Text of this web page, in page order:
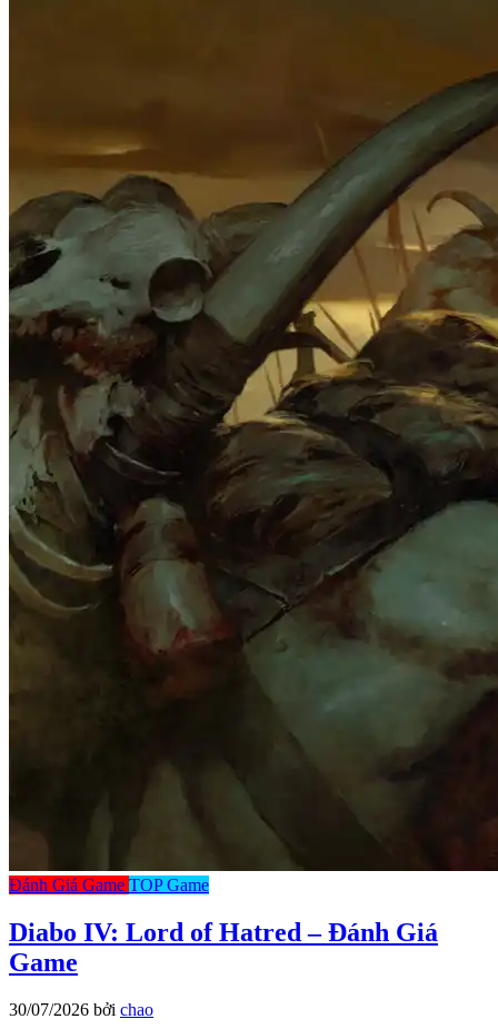
Đánh Giá Game TOP Game
Diabo IV: Lord of Hatred – Đánh Giá
Game
30/07/2026 bởi chao